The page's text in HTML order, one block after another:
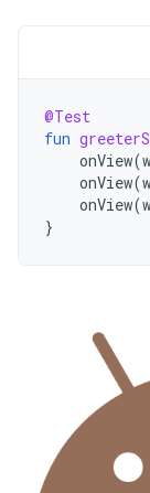
@Test
fun
onView(
onView(
onView(
}